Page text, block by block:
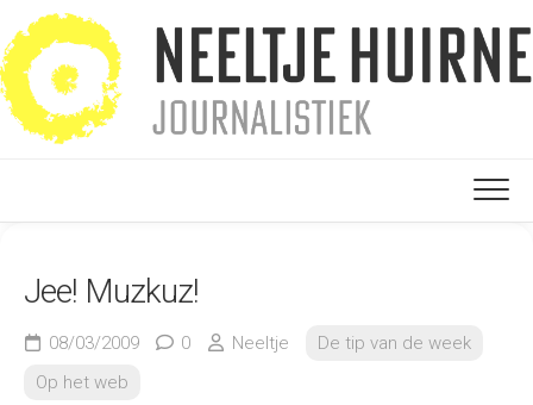
naar
de
inhoud
Jee! Muzkuz!
08/03/2009 0 Neeltje
De tip van de week
Op het web